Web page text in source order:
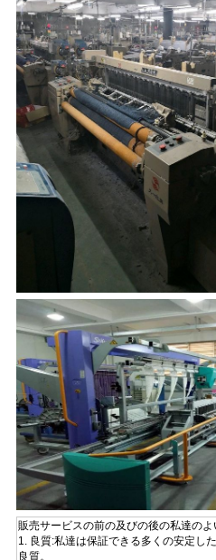
販売サービスの前の及びの後の私達のよ
1. 良質:私達は保証できる多くの安定し
良質。